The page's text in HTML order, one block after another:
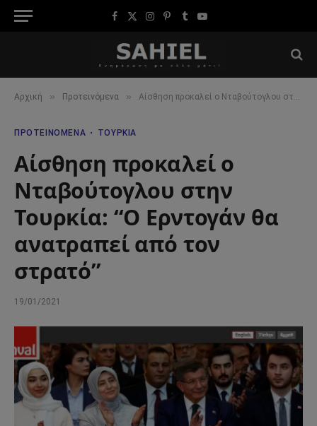
Facebook
X
Instagram
Pinterest
TumblrYouTube
Αρχική » Προτεινόμενα » Αίσθηση προκαλεί ο Νταβούτογλου στην Τουρκία: “Ο Ερντογάν θα ανατραπεί από τον στρατό”
ΠΡΟΤΕΙΝΌΜΕΝΑ ΤΟΥΡΚΊΑ
Αίσθηση προκαλεί ο
Νταβούτογλου στην
Τουρκία: “Ο Ερντογάν θα
ανατραπεί από τον
στρατό”
19/01/2021